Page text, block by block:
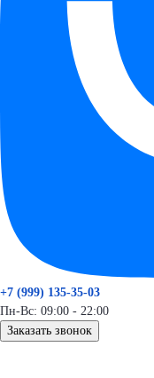
+7 (999) 135-35-03
Пн-Вс: 09:00 - 22:00
Заказать звонок